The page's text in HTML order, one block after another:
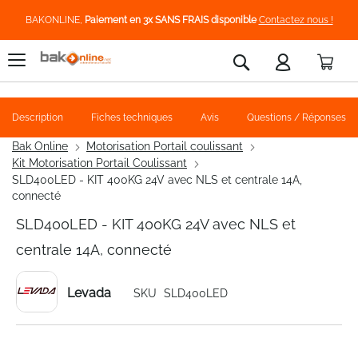
BAKONLINE, Paiement en 3x SANS FRAIS disponible Contactez nous !
Rechercher
Bak Online
Motorisation Portail coulissant
Kit Motorisation Portail Coulissant
SLD400LED - KIT 400KG 24V avec NLS et centrale 14A,
connecté
SLD400LED - KIT 400KG 24V avec NLS et
centrale 14A, connecté
Levada SKU SLD400LED
Description Fiches techniques Avis Questions / Réponses